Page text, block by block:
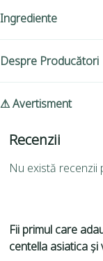
Ingrediente
Despre Producători
⚠ Avertisment
Recenzii
Nu există recenzii
Fii primul care
centella asiatica și